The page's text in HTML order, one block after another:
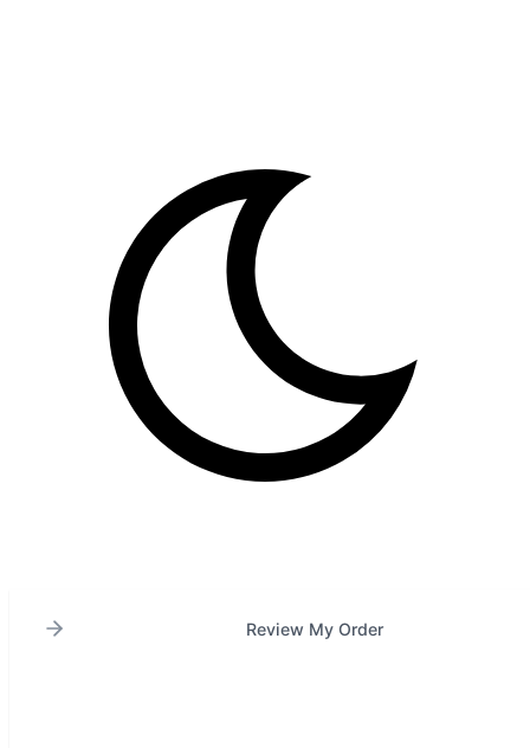
Review My Order